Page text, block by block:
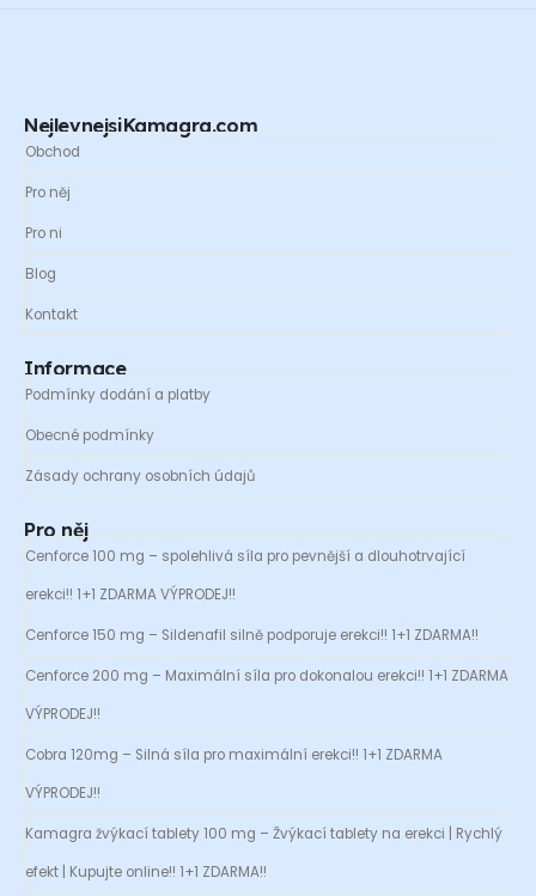
NejlevnejsiKamagra.com
Obchod
Pro něj
Pro ni
Blog
Kontakt
Informace
Podmínky dodání a platby
Obecné podmínky
Zásady ochrany osobních údajů
Pro něj
Cenforce 100 mg – spolehlivá síla pro pevnější a dlouhotrvající
erekci!! 1+1 ZDARMA VÝPRODEJ!!
Cenforce 150 mg – Sildenafil silně podporuje erekci!! 1+1 ZDARMA!!
Cenforce 200 mg – Maximální síla pro dokonalou erekci!! 1+1 ZDARMA
VÝPRODEJ!!
Cobra 120mg – Silná síla pro maximální erekci!! 1+1 ZDARMA
VÝPRODEJ!!
Kamagra žvýkací tablety 100 mg – Žvýkací tablety na erekci | Rychlý
efekt | Kupujte online!! 1+1 ZDARMA!!